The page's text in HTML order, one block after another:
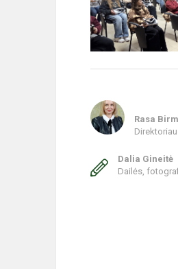
Rasa
Dalia Gineitė
Dailės,